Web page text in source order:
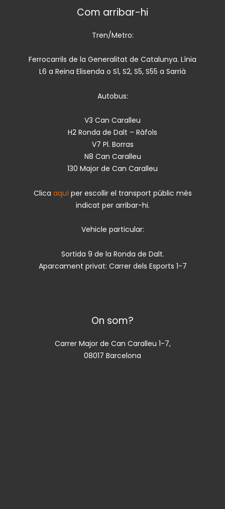
Com arribar-hi
Tren/Metro:
Ferrocarrils de la Generalitat de Catalunya. Línia
L6 a Reina Elisenda o S1, S2, S5, S55 a Sarrià
Autobus:
V3 Can Caralleu
H2 Ronda de Dalt – Ràfols
V7 Pl. Borras
N8 Can Caralleu
130 Major de Can Caralleu
Clica aquí per escollir el transport públic més
indicat per arribar-hi.
Vehicle particular:
Sortida 9 de la Ronda de Dalt.
Aparcament privat: Carrer dels Esports 1-7
On som?
Carrer Major de Can Caralleu 1-7,
08017 Barcelona